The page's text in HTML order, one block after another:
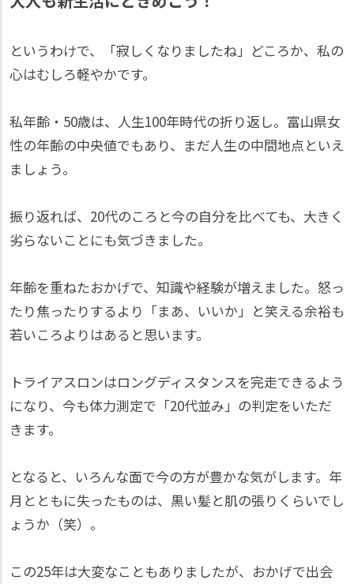
というわけで、「寂しくなりましたね」どころか、私の
心はむしろ軽やかです。
私年齢・50歳は、人生100年時代の折り返し。富山県女
性の年齢の中央値でもあり、まだ人生の中間地点といえ
ましょう。
振り返れば、20代のころと今の自分を比べても、大きく
劣らないことにも気づきました。
年齢を重ねたおかげで、知識や経験が増えました。怒っ
たり焦ったりするより「まあ、いいか」と笑える余裕も
若いころよりはあると思います。
トライアスロンはロングディスタンスを完走できるよう
になり、今も体力測定で「20代並み」の判定をいただ
きます。
となると、いろんな面で今の方が豊かな気がします。年
月とともに失ったものは、黒い髪と肌の張りくらいでし
ょうか（笑）。
この25年は大変なこともありましたが、おかげで出会